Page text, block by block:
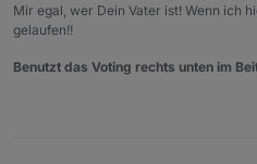
Mir egal, wer Dein Vater ist! Wenn ich
gelaufen!!
Benutzt das Voting rechts unten im